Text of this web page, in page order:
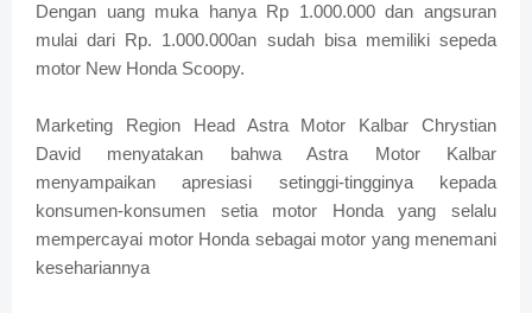
Dengan uang muka hanya Rp 1.000.000 dan angsuran
mulai dari Rp. 1.000.000an sudah bisa memiliki sepeda
motor New Honda Scoopy.
Marketing Region Head Astra Motor Kalbar Chrystian
David menyatakan bahwa Astra Motor Kalbar
menyampaikan apresiasi setinggi-tingginya kepada
konsumen-konsumen setia motor Honda yang selalu
mempercayai motor Honda sebagai motor yang menemani
kesehariannya